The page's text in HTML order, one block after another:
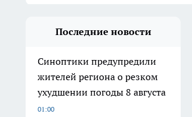
Последние новости
Синоптики предупредили
жителей региона о резком
ухудшении погоды 8 августа
01:00